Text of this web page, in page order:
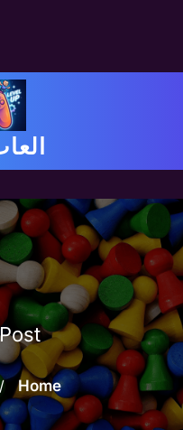
Home